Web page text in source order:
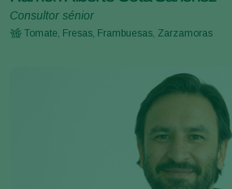
Consultor sénior
Tomate, Fresas, Frambuesas, Zarzamoras